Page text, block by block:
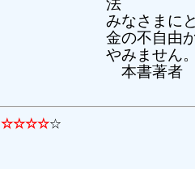
法
みなさまに
金の不自由
やみません
本書著
☆☆☆☆☆